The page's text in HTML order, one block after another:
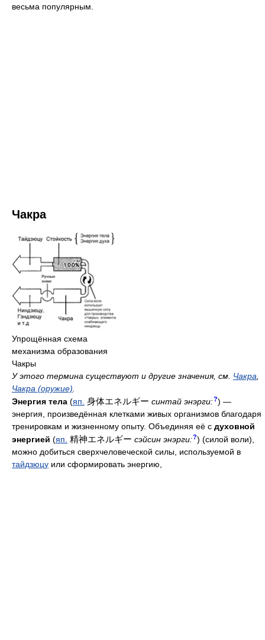
весьма популярным.
Чакра
Упрощённая схема
механизма образования
Чакры
У этого термина существуют и другие значения, см. Чакра,
Чакра (оружие).
Энергия тела (яп. 身体エネルギー синтай энэрги:?) —
энергия, произведённая клетками живых организмов благодаря
тренировкам и жизненному опыту. Объединяя её с духовной
энергией (яп. 精神エネルギー сэйсин энэрги:?) (силой воли),
можно добиться сверхчеловеческой силы, используемой в
тайдзюцу или сформировать энергию,